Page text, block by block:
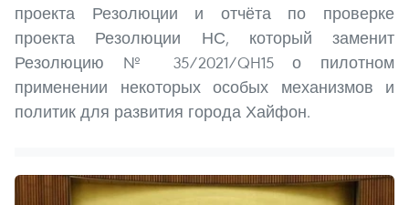
проекта Резолюции и отчёта по проверке
проекта Резолюции НС, который заменит
Резолюцию № 35/2021/QH15 о пилотном
применении некоторых особых механизмов и
политик для развития города Хайфон.